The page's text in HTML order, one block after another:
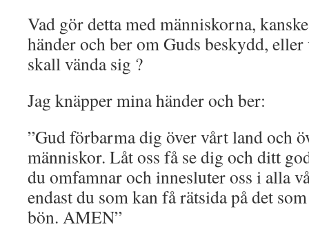
Vad gör detta med människorna,
händer och ber om Guds beskydd,
skall vända sig ?
Jag knäpper mina händer och ber:
”Gud förbarma dig över vårt land och
människor. Låt oss få se dig och ditt
du omfamnar och innesluter oss i alla
endast du som kan få rätsida på det
bön. AMEN”